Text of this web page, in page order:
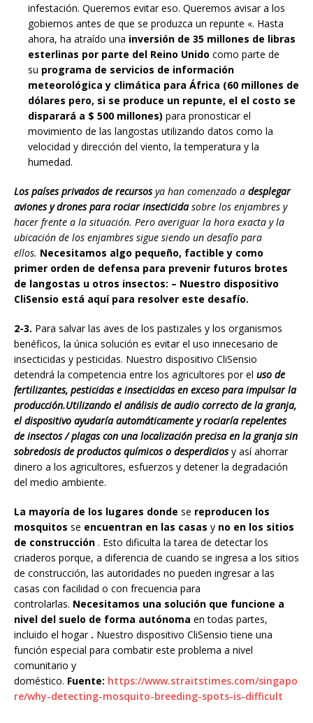
infestación. Queremos evitar eso. Queremos avisar a los
gobiernos antes de que se produzca un repunte «. Hasta
ahora, ha atraído una inversión de 35 millones de libras
esterlinas por parte del Reino Unido como parte de
su programa de servicios de información
meteorológica y climática para África (60 millones de
dólares pero, si se produce un repunte, el el costo se
disparará a $ 500 millones) para pronosticar el
movimiento de las langostas utilizando datos como la
velocidad y dirección del viento, la temperatura y la
humedad.
Los países privados de recursosya han comenzado a desplegar
aviones y drones para rociar insecticidasobre los enjambres y
hacer frente a la situación. Pero averiguar la hora exacta y la
ubicación de los enjambres sigue siendo un desafío para
ellos. Necesitamos algo pequeño, factible y como
primer orden de defensa para prevenir futuros brotes
de langostas u otros insectos: – Nuestro dispositivo
CliSensio está aquí para resolver este desafío.
2-3. Para salvar las aves de los pastizales y los organismos
benéficos, la única solución es evitar el uso innecesario de
insecticidas y pesticidas. Nuestro dispositivo CliSensio
detendrá la competencia entre los agricultores por el uso de
fertilizantes, pesticidas e insecticidas en exceso para impulsar la
producción.Utilizando el análisis de audio correcto de la granja,
el dispositivo ayudaría automáticamente y rociaría repelentes
de insectos / plagas con una localización precisa en la granja sin
sobredosis de productos químicos o desperdiciosy así ahorrar
dinero a los agricultores, esfuerzos y detener la degradación
del medio ambiente.
La mayoría de los lugares donde se reproducen los
mosquitos se encuentran en las casas y no en los sitios
de construcción . Esto dificulta la tarea de detectar los
criaderos porque, a diferencia de cuando se ingresa a los sitios
de construcción, las autoridades no pueden ingresar a las
casas con facilidad o con frecuencia para
controlarlas. Necesitamos una solución que funcione a
nivel del suelo de forma autónoma en todas partes,
incluido el hogar . Nuestro dispositivo CliSensio tiene una
función especial para combatir este problema a nivel
comunitario y
doméstico. Fuente: https://www.straitstimes.com/singapo
re/why-detecting-mosquito-breeding-spots-is-difficult